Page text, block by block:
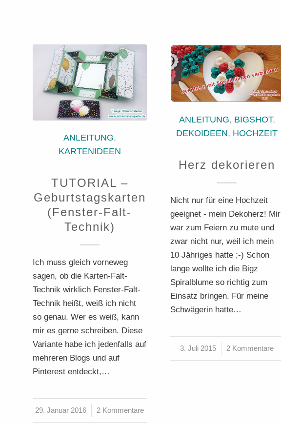
ANLEITUNG,
KARTENIDEEN
TUTORIAL –
Geburtstagskarten
(Fenster-Falt-
Technik)
Ich muss gleich vorneweg
sagen, ob die Karten-Falt-
Technik wirklich Fenster-Falt-
Technik heißt, weiß ich nicht
so genau. Wer es weiß, kann
mir es gerne schreiben. Diese
Variante habe ich jedenfalls auf
mehreren Blogs und auf
Pinterest entdeckt,…
29. Januar 2016
/ 2 Kommentare
ANLEITUNG, BIGSHOT,
DEKOIDEEN, HOCHZEIT
Herz dekorieren
Nicht nur für eine Hochzeit
geeignet - mein Dekoherz! Mir
war zum Feiern zu mute und
zwar nicht nur, weil ich mein
10 Jähriges hatte ;-) Schon
lange wollte ich die Bigz
Spiralblume so richtig zum
Einsatz bringen. Für meine
Schwägerin hatte…
3. Juli 2015
/ 2 Kommentare